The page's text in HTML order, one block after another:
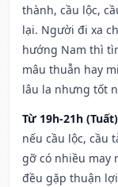
thành, cầu lộc,
lại. Người đi xa
hướng Nam thì
mâu thuẫn hay
lâu la nhưng tốt
Từ 19h-21h
nếu cầu lộc, cầu
gỡ có nhiều may
đều gặp thuận